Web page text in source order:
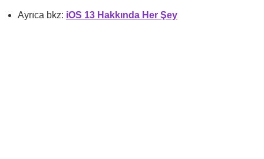
Ayrıca bkz: iOS 13 Hakkında Her Şey